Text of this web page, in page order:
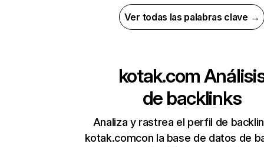
Ver todas las palabras clave →
kotak.com
de backlinks
Analiza y rastrea el perfil de
kotak.comcon la base de datos de